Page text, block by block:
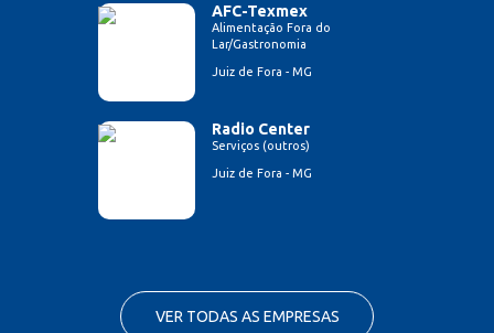
AFC-Texmex
Alimentação Fora do
Lar/Gastronomia
Juiz de Fora - MG
Radio Center
Serviços (outros)
Juiz de Fora - MG
VER TODAS AS EMPRESAS